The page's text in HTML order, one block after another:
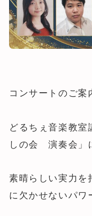
コンサートのご案
どるちぇ音楽教室
しの会 演奏会」
素晴らしい実力を
に欠かせないパワ